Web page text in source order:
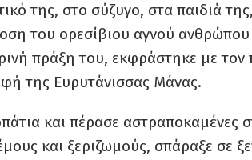
της, στο σύζυγο, στα παιδιά
του ορεσίβιου αγνού
πράξη του, εκφράστηκε με τον
της Ευρυτάνισσας Μάνας.
και πέρασε αστραποκαμένες
και ξεριζωμούς, σπάραξε σε